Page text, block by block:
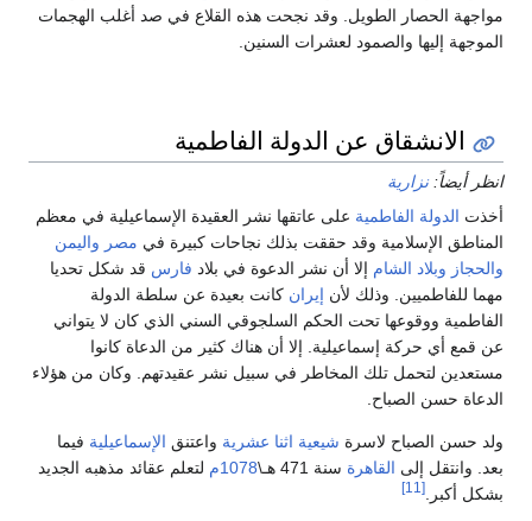
الحصار الطويل. وقد نجحت هذه القلاع في صد أغلب الهجمات
إليها والصمود لعشرات السنين.
الانشقاق عن الدولة الفاطمية
أيضاً:نزارية
الدولة الفاطميةعلى عاتقها نشر العقيدة الإسماعيلية في معظم
الإسلامية وقد حققت بذلك نجاحات كبيرة في مصر واليمن
وبلاد الشامإلا أن نشر الدعوة في بلادفارسقد شكل تحديا
للفاطميين. وذلك لأنإيرانكانت بعيدة عن سلطة الدولة
ووقوعها تحت الحكم السلجوقي السني الذي كان لا يتواني
قمع أي حركة إسماعيلية. إلا أن هناك كثير من الدعاة كانوا
لتحمل تلك المخاطر في سبيل نشر عقيدتهم. وكان من هؤلاء
حسن الصباح.
حسن الصباح لاسرةشيعية اثنا عشريةواعتنقالإسماعيليةفيما
وانتقل إلى القاهرةسنة 471 هـ\ 1078م لتعلم عقائد مذهبه الجديد
أكبر. [11]